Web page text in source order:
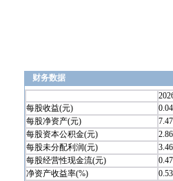
财务数据
每股收益(元)
0.04
每股净资产(元)
7.47
每股资本公积金(元)
2.86
每股未分配利润(元)
3.46
每股经营性现金流(元)
0.47
净资产收益率(%)
0.53